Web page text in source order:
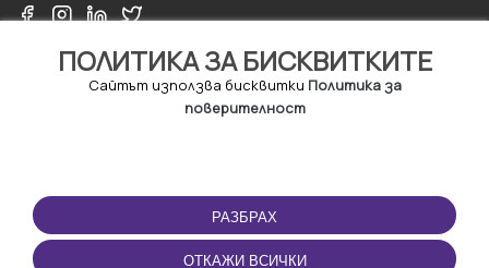
ПОЛИТИКА ЗА БИСКВИТКИТЕ
Сайтът използва бисквитки Политика за
поверителност
РАЗБРАХ
ОТКАЖИ ВСИЧКИ
ПОЛЗВАНЕ
Правила и условия за
ползване
ПРИЛОЖЕНИЕТО